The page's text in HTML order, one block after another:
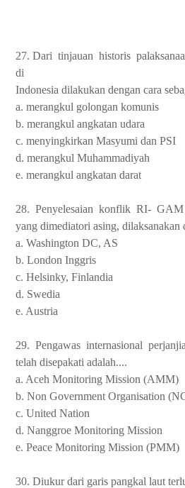
27. Dari tinjauan historis
di
Indonesia dilakukan dengan cara
a. merangkul golongan komunis
b. merangkul angkatan udara
c. menyingkirkan Masyumi dan PSI
d. merangkul Muhammadiyah
e. merangkul angkatan darat
28. Penyelesaian konflik RI- GAM
yang dimediatori asing, dilaksanakan
a. Washington DC, AS
b. London Inggris
c. Helsinky, Finlandia
d. Swedia
e. Austria
29. Pengawas internasional
telah disepakati adalah....
a. Aceh Monitoring Mission (AMM)
b. Non Government Organisation
c. United Nation
d. Nanggroe Monitoring Mission
e. Peace Monitoring Mission (PMM)
30. Diukur dari garis pangkal laut